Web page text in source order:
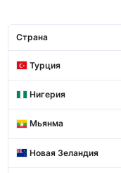
Страна
Турция
Нигерия
Мьянма
Новая Зеландия